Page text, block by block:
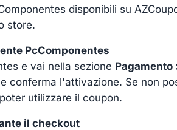
disponibili su
store.
PcComponentes
e vai nella sezione Pagamento
conferma l'attivazione. Se non
utilizzare il coupon.
il checkout